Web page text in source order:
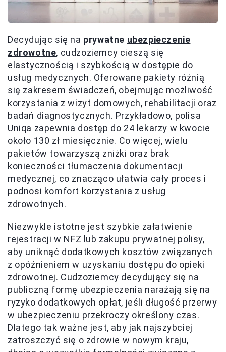
Decydując się na prywatne ubezpieczenie
zdrowotne, cudzoziemcy cieszą się
elastycznością i szybkością w dostępie do
usług medycznych. Oferowane pakiety różnią
się zakresem świadczeń, obejmując możliwość
korzystania z wizyt domowych, rehabilitacji oraz
badań diagnostycznych. Przykładowo, polisa
Uniqa zapewnia dostęp do 24 lekarzy w kwocie
około 130 zł miesięcznie. Co więcej, wielu
pakietów towarzyszą zniżki oraz brak
konieczności tłumaczenia dokumentacji
medycznej, co znacząco ułatwia cały proces i
podnosi komfort korzystania z usług
zdrowotnych.
Niezwykle istotne jest szybkie załatwienie
rejestracji w NFZ lub zakupu prywatnej polisy,
aby uniknąć dodatkowych kosztów związanych
z opóźnieniem w uzyskaniu dostępu do opieki
zdrowotnej. Cudzoziemcy decydujący się na
publiczną formę ubezpieczenia narażają się na
ryzyko dodatkowych opłat, jeśli długość przerwy
w ubezpieczeniu przekroczy określony czas.
Dlatego tak ważne jest, aby jak najszybciej
zatroszczyć się o zdrowie w nowym kraju,